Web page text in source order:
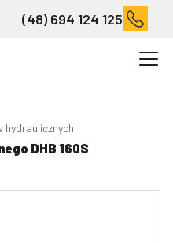
(48) 694 124 125
hydraulicznych
DHB 160S